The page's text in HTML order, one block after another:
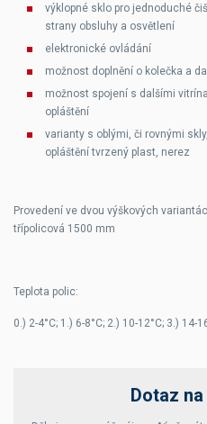
výklopné sklo pro jednoduché
strany obsluhy a osvětlení
elektronické ovládání
možnost doplnění o kolečka a
možnost spojení s dalšími
opláštění
varianty s oblými, či rovnými
opláštění tvrzený plast, nerez
Provedení ve dvou výškových
třípolicová 1500 mm
Teplota polic:
0.) 2-4°C; 1.) 6-8°C; 2.) 10-12°C; 3.) 14-
Dotaz